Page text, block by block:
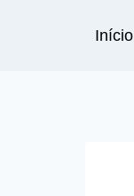
Início